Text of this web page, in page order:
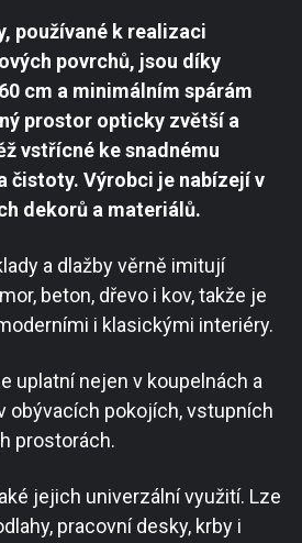
používané k realizaci
povrchů, jsou díky
cm a minimálním spárám
prostor opticky zvětší a
vstřícné ke snadnému
čistoty. Výrobci je nabízejí v
dekorů a materiálů.
a dlažby věrně imitují
beton, dřevo i kov, takže je
i klasickými interiéry.
uplatní nejen v koupelnách a
obývacích pokojích, vstupních
prostorách.
jejich univerzální využití. Lze
pracovní desky, krby i